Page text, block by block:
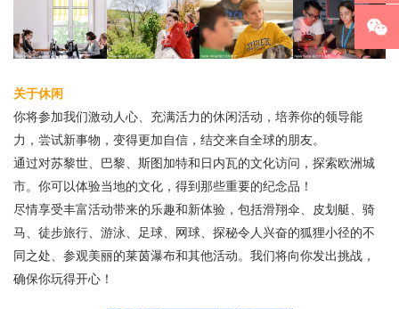
关于休闲
你将参加我们激动人心、充满活力的休闲活动，培养你的领导能
力，尝试新事物，变得更加自信，结交来自全球的朋友。
通过对苏黎世、巴黎、斯图加特和日内瓦的文化访问，探索欧洲城
市。你可以体验当地的文化，得到那些重要的纪念品！
尽情享受丰富活动带来的乐趣和新体验，包括滑翔伞、皮划艇、骑
马、徒步旅行、游泳、足球、网球、探秘令人兴奋的狐狸小径的不
同之处、参观美丽的莱茵瀑布和其他活动。我们将向你发出挑战，
确保你玩得开心！